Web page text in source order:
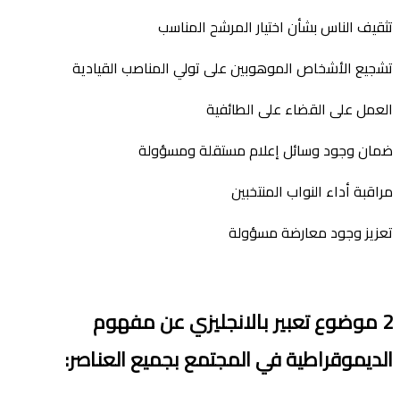
تثقيف الناس بشأن اختيار المرشح المناسب
تشجيع الأشخاص الموهوبين على تولي المناصب القيادية
العمل على القضاء على الطائفية
ضمان وجود وسائل إعلام مستقلة ومسؤولة
مراقبة أداء النواب المنتخبين
تعزيز وجود معارضة مسؤولة
2موضوع تعبير بالانجليزي عن مفهوم
الديموقراطية في المجتمعبجميع العناصر: